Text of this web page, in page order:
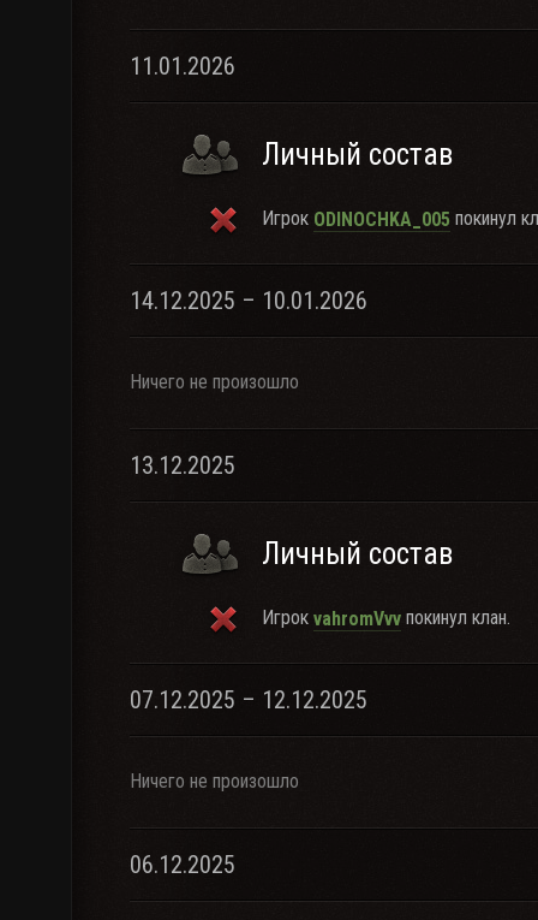
11.01.2026
Личный состав
Игрок ODINOCHKA_005 покинул
14.12.2025 – 10.01.2026
Ничего не произошло
13.12.2025
Личный состав
Игрок vahromVvv покинул клан.
07.12.2025 – 12.12.2025
Ничего не произошло
06.12.2025